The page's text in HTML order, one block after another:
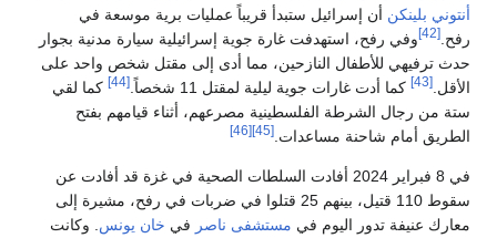
أنتوني بلينكن أن إسرائيل ستبدأ قريباً عمليات برية موسعة في
رفح. [42]
وفي رفح، استهدفت غارة جوية إسرائيلية سيارة مدنية بجوار
حدث ترفيهي للأطفال النازحين، مما أدى إلى مقتل شخص واحد على
الأقل. [43] كما أدت غارات جوية ليلية لمقتل 11 شخصاً. [44]
كما لقي
ستة من رجال الشرطة الفلسطينية مصرعهم، أثناء قيامهم بفتح
الطريق أمام شاحنة مساعدات. [45]
[46]
في 8 فبراير 2024 أفادت السلطات الصحية في غزة قد أفادت عن
سقوط 110 قتيل، بينهم 25 قتلوا في ضربات في رفح، مشيرة إلى
معارك عنيفة تدور اليوم في مستشفى ناصر في خان يونس . وكانت